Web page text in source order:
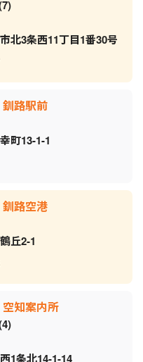
7
北3条西11丁目1番30号
路駅前
町13-1-1
路空港
丘2-1
知案内所
4
1条北14-1-14